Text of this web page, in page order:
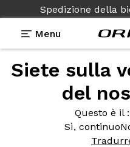
Spedizione della
Menu
Siete sulla
del
Questo è il
Sì, continuo